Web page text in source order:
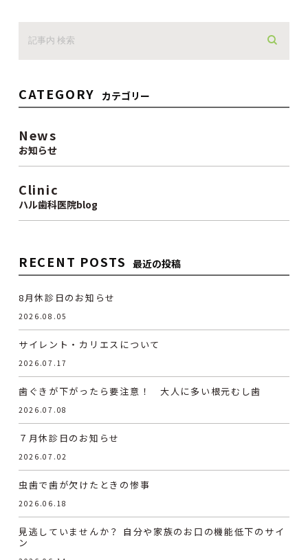
CATEGORY カテゴリー
News
お知らせ
Clinic
ハル歯科医院blog
RECENT POSTS 最近の投稿
8月休診日のお知らせ
2026.08.05
サイレント・カリエスについて
2026.07.17
歯ぐきが下がったら要注意！ 大人に多い根元むし歯
2026.07.08
７月休診日のお知らせ
2026.07.02
虫歯で歯が欠けたときの惨事
2026.06.18
見逃していませんか？ 自分や家族のお口の機能低下のサイ
ン